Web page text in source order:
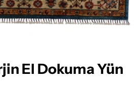
El Dokuma Yün